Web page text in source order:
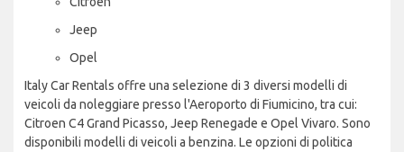
Jeep
Opel
Italy Car Rentals offre una selezione di 3 diversi modelli di
veicoli da noleggiare presso l'Aeroporto di Fiumicino, tra cui:
Citroen C4 Grand Picasso, Jeep Renegade e Opel Vivaro. Sono
disponibili modelli di veicoli a benzina. Le opzioni di politica